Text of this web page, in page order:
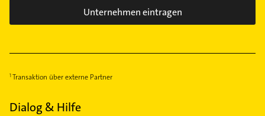
Unternehmen eintragen
Transaktion über externe Partner
Dialog & Hilfe